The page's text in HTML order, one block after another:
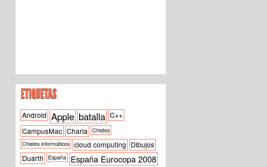
ETIQUETAS
Android Apple batalla C++
CampusMac Charla Chistes
Chistes informáticos cloud computing Dibujos
Duarth
España España Eurocopa 2008